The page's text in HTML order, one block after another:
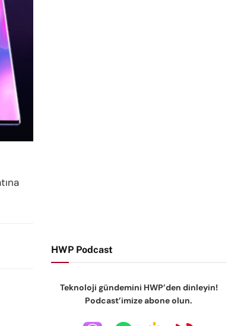
HWP Podcast
Teknoloji gündemini HWP’den dinleyin!
Podcast’imize abone olun.